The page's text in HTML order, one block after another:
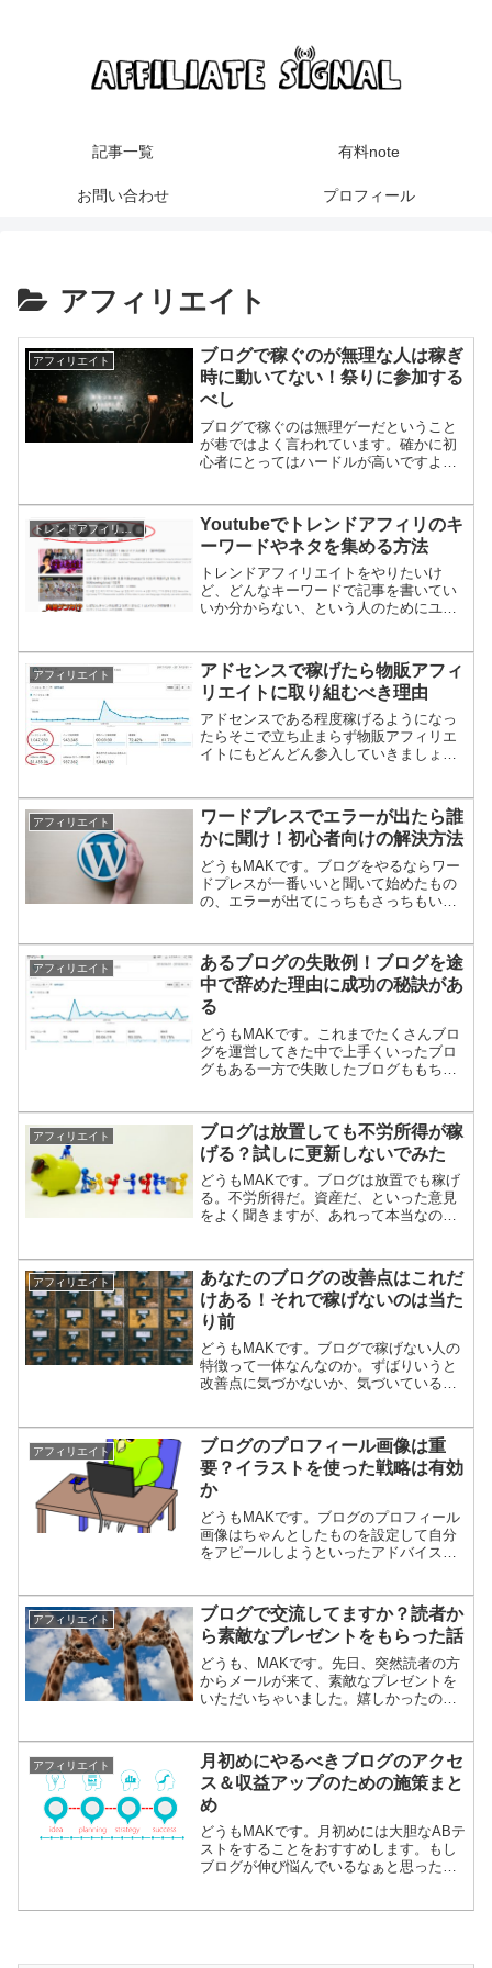
記事一覧 有料note
お問い合わせ プロフィール
アフィリエイト
アフィリエイト
ブログで稼ぐのが無理な人は稼ぎ
時に動いてない！祭りに参加する
べし
ブログで稼ぐのは無理ゲーだということ
が巷ではよく言われています。確かに初
心者にとってはハードルが高いですよ
うのが挙げられそうです。そこで今回
は、稼ぎやすい「祭り」に参加...
トレンドアフィリエイト
Youtubeでトレンドアフィリのキ
ーワードやネタを集める方法
トレンドアフィリエイトをやりたいけ
ど、どんなキーワードで記事を書いてい
いか分からない、という人のためにユー
上昇をチェックするユーチューブにはユ
ーチューブ上で話題...
アフィリエイト
アドセンスで稼げたら物販アフィ
リエイトに取り組むべき理由
アドセンスである程度稼げるようになっ
たらそこで立ち止まらず物販アフィリエ
イトにもどんどん参入していきましょ
アフィリエイト
ワードプレスでエラーが出たら誰
かに聞け！初心者向けの解決方法
どうもMAKです。ブログをやるならワー
ドプレスが一番いいと聞いて始めたもの
の、エラーが出てにっちもさっちもいか
アフィリエイト
あるブログの失敗例！ブログを途
中で辞めた理由に成功の秘訣があ
る
どうもMAKです。これまでたくさんブロ
グを運営してきた中で上手くいったブロ
グもある一方で失敗したブログももちろ
では見事に散っていったブログのデータ
を紹介します。
アフィリエイト
ブログは放置しても不労所得が稼
げる？試しに更新しないでみた
どうもMAKです。ブログは放置でも稼げ
る。不労所得だ。資産だ、といった意見
をよく聞きますが、あれって本当なので
ログを３ヶ月放置するとアクセスはどう
なるのか？上の画像は僕...
アフィリエイト
あなたのブログの改善点はこれだ
けある！それで稼げないのは当た
り前
どうもMAKです。ブログで稼げない人の
特徴って一体なんなのか。ずばりいうと
改善点に気づかないか、気づいているの
点を直しますか？それともずっと見過ご
しますか？
アフィリエイト
ブログのプロフィール画像は重
要？イラストを使った戦略は有効
か
どうもMAKです。ブログのプロフィール
画像はちゃんとしたものを設定して自分
をアピールしようといったアドバイスを
じゃなかったらイラストを使いましょ
う、といった話もよく聞き...
アフィリエイト
ブログで交流してますか？読者か
ら素敵なプレゼントをもらった話
どうも、MAKです。先日、突然読者の方
からメールが来て、素敵なプレゼントを
いただいちゃいました。嬉しかったので
アフィリエイト
月初めにやるべきブログのアクセ
ス＆収益アップのための施策まと
め
どうもMAKです。月初めには大胆なABテ
ストをすることをおすすめします。もし
ブログが伸び悩んでいるなぁと思った